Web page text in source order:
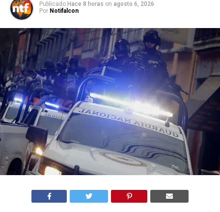
Publicado Hace 8 horas on agosto 6, 2026
Por Notifalcon